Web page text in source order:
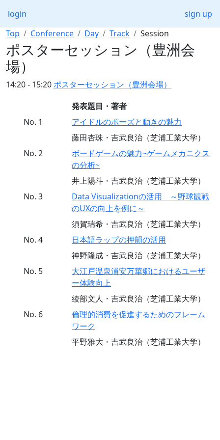
login
sign up
Top
Conference Day Track Session
ポスターセッション（豊洲会
場）
14:20 - 15:20ポスターセッション（豊洲会場）
発表題目・著者
No. 1
アイドルのポーズと動きの魅力
藤田杏珠・吉武良治（芝浦工業大学）
No. 2
ボードゲームの魅力~ゲームメカニクス
の分析~
井上陽斗・吉武良治（芝浦工業大学）
No. 3
Data Visualizationの活用 ～野球観戦
のUXの向上を例に～
須賀瑞希・吉武良治（芝浦工業大学）
No. 4
日本語ラップの押韻の活用
神野隆成・吉武良治（芝浦工業大学）
No. 5
大江戸温泉浦安万華郷におけるユーザ
ー体験向上
綾部文人・吉武良治（芝浦工業大学）
No. 6
倫理的消費を促進するためのフレーム
ワーク
平野雅大・吉武良治（芝浦工業大学）